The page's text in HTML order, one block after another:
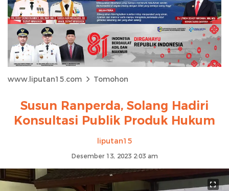
www.liputan15.com Tomohon
Susun Ranperda, Solang Hadiri
Konsultasi Publik Produk Hukum
liputan15
Desember 13, 2023 2:03 am